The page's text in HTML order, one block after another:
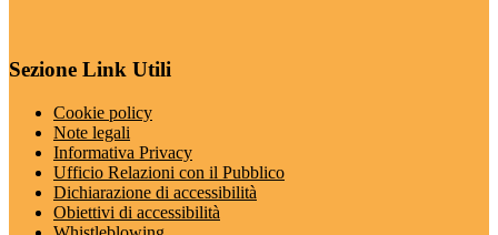
Sezione Link Utili
Cookie policy
Note legali
Informativa Privacy
Ufficio Relazioni con il Pubblico
Dichiarazione di accessibilità
Obiettivi di accessibilità